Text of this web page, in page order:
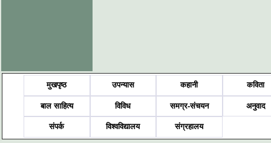
मुखपृष्ठ उपन्यास कहानी कविता
बाल साहित्य विविध समग्र-संचयन अनुवाद
संपर्क विश्वविद्यालय संग्रहालय